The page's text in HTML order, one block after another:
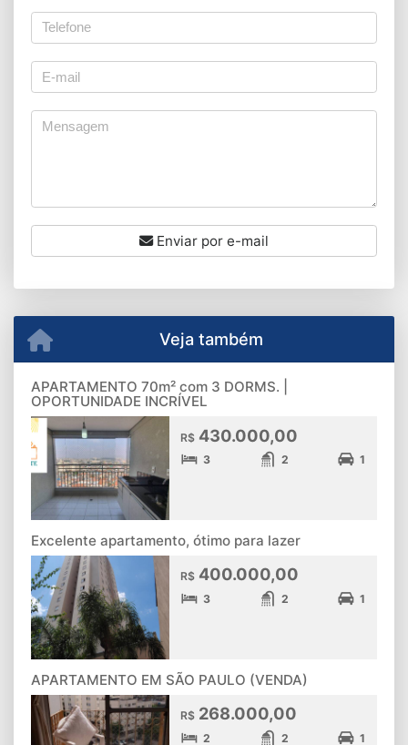
Enviar por e-mail
Veja também
APARTAMENTO 70m² com 3 DORMS. |
OPORTUNIDADE INCRÍVEL
R$ 430.000,00
3 2 1
Excelente apartamento, ótimo para lazer
R$ 400.000,00
3 2 1
APARTAMENTO EM SÃO PAULO (VENDA)
R$ 268.000,00
2 2 1